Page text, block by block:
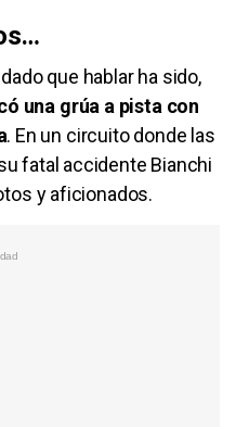
que hablar ha sido,
una grúa a pista con
. En un circuito donde las
fatal accidente Bianchi
y aficionados.